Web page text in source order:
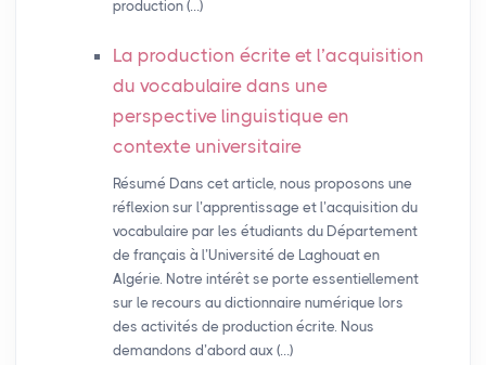
production (…)
La production écrite et l’acquisition
du vocabulaire dans une
perspective linguistique en
contexte universitaire
Résumé Dans cet article, nous proposons une
réflexion sur l’apprentissage et l’acquisition du
vocabulaire par les étudiants du Département
de français à l’Université de Laghouat en
Algérie. Notre intérêt se porte essentiellement
sur le recours au dictionnaire numérique lors
des activités de production écrite. Nous
demandons d’abord aux (…)